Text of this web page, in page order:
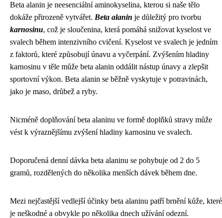
Beta alanin je neesenciální aminokyselina, kterou si naše tělo
dokáže přirozeně vytvářet. Beta alanin je důležitý pro tvorbu
karnosinu, což je sloučenina, která pomáhá snižovat kyselost ve
svalech během intenzivního cvičení. Kyselost ve svalech je jedním
z faktorů, které způsobují únavu a vyčerpání. Zvýšením hladiny
karnosinu v těle může beta alanin oddálit nástup únavy a zlepšit
sportovní výkon. Beta alanin se běžně vyskytuje v potravinách,
jako je maso, drůbež a ryby.
Nicméně doplňování beta alaninu ve formě doplňků stravy může
vést k výraznějšímu zvýšení hladiny karnosinu ve svalech.
Doporučená denní dávka beta alaninu se pohybuje od 2 do 5
gramů, rozdělených do několika menších dávek během dne.
Mezi nejčastější vedlejší účinky beta alaninu patří brnění kůže, které
je neškodné a obvykle po několika dnech užívání odezní.